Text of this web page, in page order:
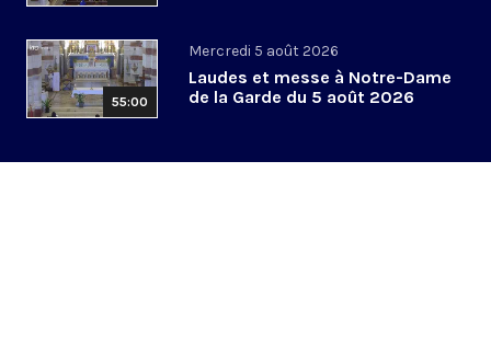
55:00
Mercredi 5 août 2026
Laudes et messe à Notre-Dame
de la Garde du 5 août 2026